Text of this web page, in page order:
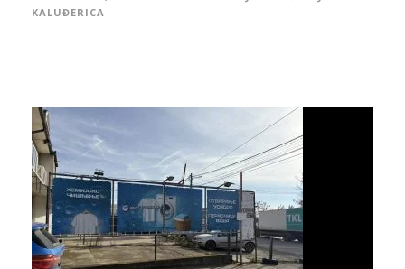
KALUĐERICA